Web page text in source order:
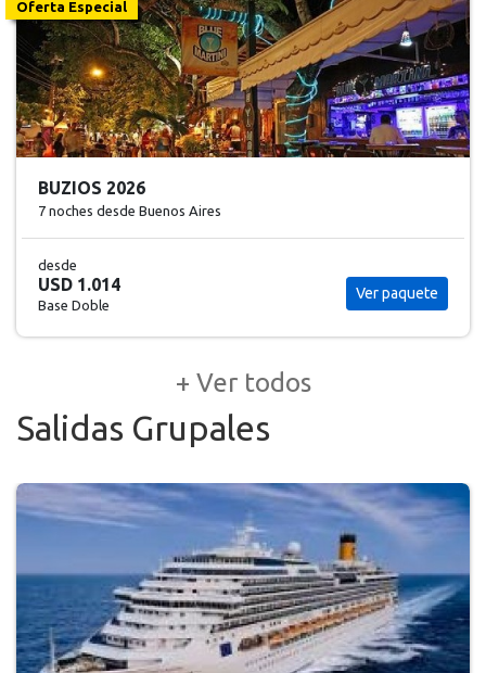
Oferta Especial
BUZIOS 2026
7 noches desde Buenos Aires
desde
USD 1.014
Base Doble
Ver paquete
+ Ver todos
Salidas Grupales